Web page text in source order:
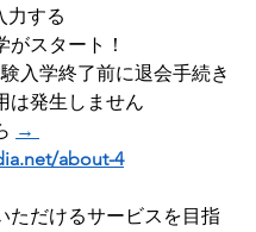
力する
がスタート！
入学終了前に退会手続き
は発生しません
→
about-4
ただけるサービスを目指